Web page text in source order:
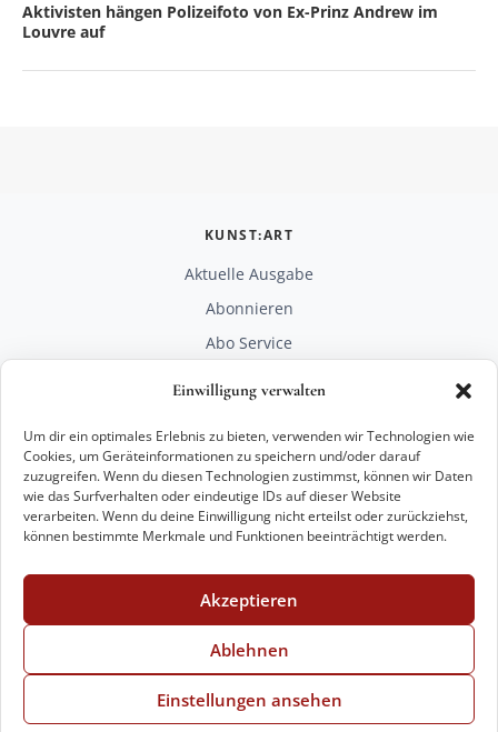
Einwilligung verwalten
Um dir ein optimales Erlebnis zu bieten, verwenden wir Technologien wie
Cookies, um Geräteinformationen zu speichern und/oder darauf
zuzugreifen. Wenn du diesen Technologien zustimmst, können wir Daten
wie das Surfverhalten oder eindeutige IDs auf dieser Website
verarbeiten. Wenn du deine Einwilligung nicht erteilst oder zurückziehst,
können bestimmte Merkmale und Funktionen beeinträchtigt werden.
Akzeptieren
Ablehnen
Einstellungen ansehen
Aktivisten hängen Polizeifoto von Ex-Prinz Andrew im
Louvre auf
KUNST:ART
Aktuelle Ausgabe
Abonnieren
Abo Service
RECHTLICHES
Impressum
Datenschutz
KONTAKT
+49 221 29 28 27 21
© 2026 VKK Verlag Kunst und Kultur GmbH